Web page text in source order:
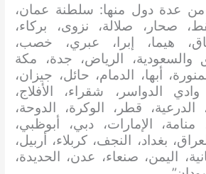
عدة دول منها: سلطنة عمان،
صحار، صلالة، نزوى، بركاء،
هيما، إبرا، عبري، خصب،
والسعودية، الرياض، جدة، مكة
أبها، الدمام، حائل، جيزان،
الدواسر، شقراء، الأفلاج،
قطر، الوكرة، الدوحة،
منامة، الإمارات، دبي، أبوظبي،
بغداد، النجف، كربلاء، أربيل،
اليمن، صنعاء، عدن، الحديدة،